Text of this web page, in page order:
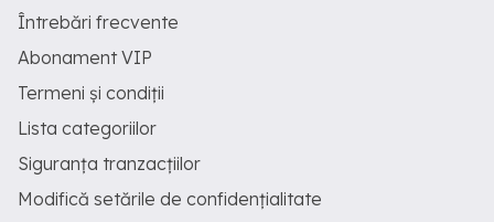
Întrebări frecvente
Abonament VIP
Termeni și condiții
Lista categoriilor
Siguranța tranzacțiilor
Modifică setările de confidențialitate